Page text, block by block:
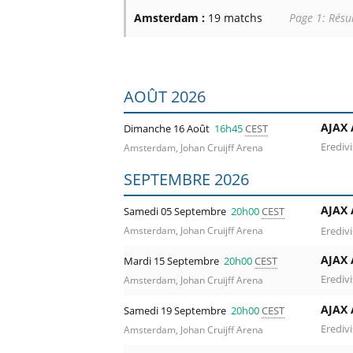
Billets Eredivisie Pays-Bas
Amsterdam : 19 matchs Page 1:
Liste des prochains matchs :
AOÛT 2026
Dimanche 16 Août 16h45CEST
Amsterdam, Johan Cruijff Arena
AJAX
SEPTEMBRE 2026
Samedi 05 Septembre 20h00CEST
Amsterdam, Johan Cruijff Arena
AJAX
Mardi 15 Septembre 20h00CEST
Amsterdam, Johan Cruijff Arena
AJAX
Samedi 19 Septembre 20h00CEST
Amsterdam, Johan Cruijff Arena
AJAX